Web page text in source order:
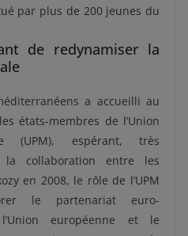
par plus de 200 jeunes du
de redynamiser la
a accueilli au
états-membres de l’Union
(UPM), espérant, très
la collaboration entre les
en 2008, le rôle de l’UPM
le partenariat euro-
européenne et le